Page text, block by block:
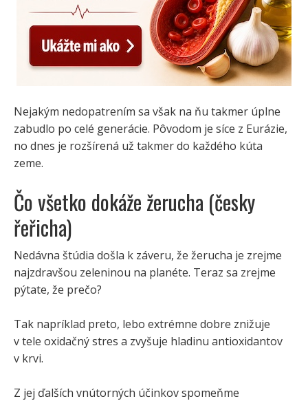
Nejakým nedopatrením sa však na ňu takmer úplne
zabudlo po celé generácie. Pôvodom je síce z Eurázie,
no dnes je rozšírená už takmer do každého kúta
zeme.
Čo všetko dokáže žerucha (česky
řeřicha)
Nedávna štúdia došla k záveru, že žerucha je zrejme
najzdravšou zeleninou na planéte. Teraz sa zrejme
pýtate, že prečo?
Tak napríklad preto, lebo extrémne dobre znižuje
v tele oxidačný stres a zvyšuje hladinu antioxidantov
v krvi.
Z jej ďalších vnútorných účinkov spomeňme